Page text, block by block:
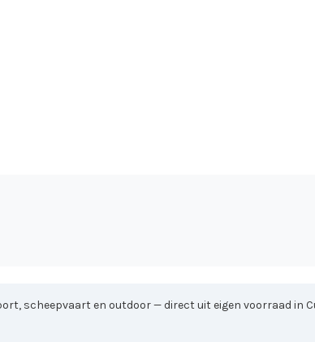
scheepvaart en outdoor — direct uit eigen voorraad in